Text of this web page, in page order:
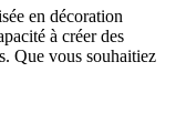
en décoration
à créer des
Que vous souhaitiez